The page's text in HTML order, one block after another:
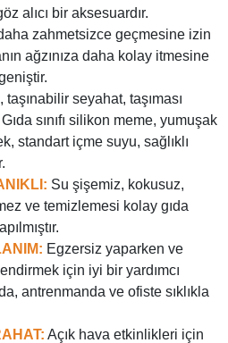
alıcı bir aksesuardır.
zahmetsizce geçmesine izin
ağzınıza daha kolay itmesine
taşınabilir seyahat, taşıması
sınıfı silikon meme, yumuşak
standart içme suyu, sağlıklı
Su şişemiz, kokusuz,
ve temizlemesi kolay gıda
Egzersiz yaparken ve
için iyi bir yardımcı
antrenmanda ve ofiste sıklıkla
Açık hava etkinlikleri için